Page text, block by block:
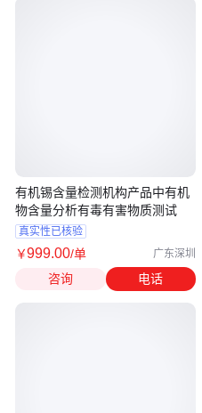
有机锡含量检测机构产品中有机
物含量分析有毒有害物质测试
真实性已核验
￥999.00/单 广东深圳
咨询 电话